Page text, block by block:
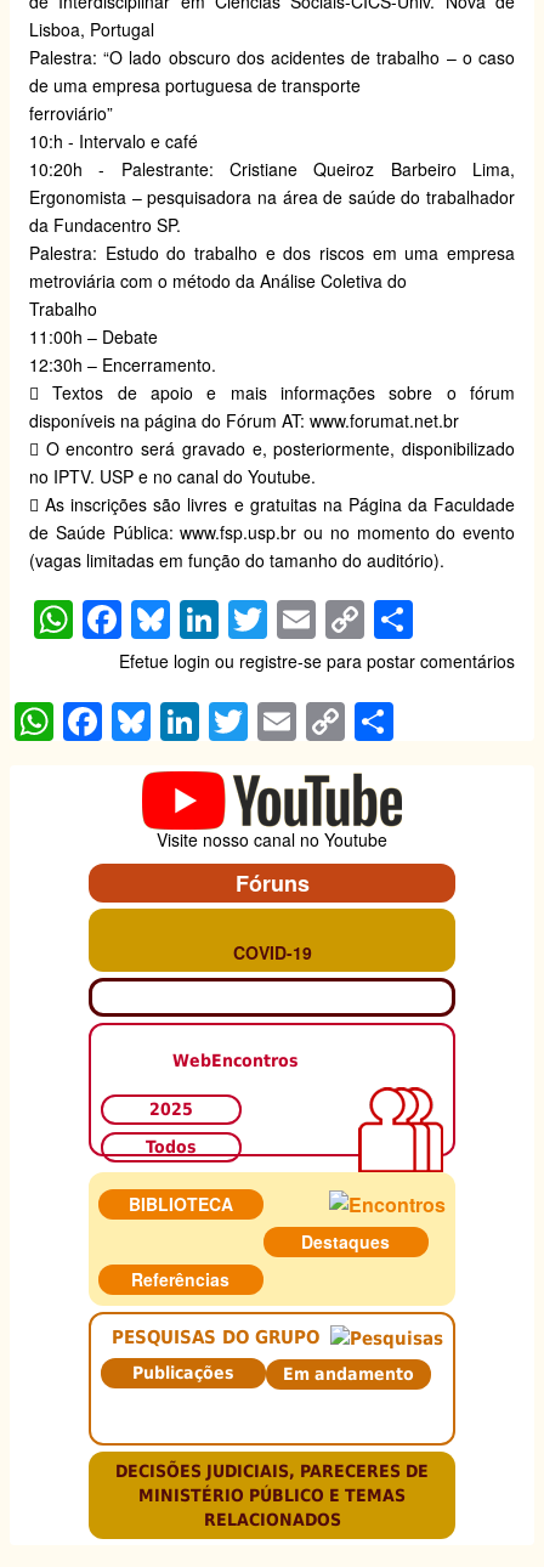
Lisboa, Portugal
Palestra: “O lado obscuro dos acidentes de trabalho – o caso
de uma empresa portuguesa de transporte
ferroviário”
10:h - Intervalo e café
10:20h - Palestrante: Cristiane Queiroz Barbeiro Lima,
Ergonomista – pesquisadora na área de saúde do trabalhador
da Fundacentro SP.
Palestra: Estudo do trabalho e dos riscos em uma empresa
metroviária com o método da Análise Coletiva do
Trabalho
11:00h – Debate
12:30h – Encerramento.
 Textos de apoio e mais informações sobre o fórum
disponíveis na página do Fórum AT: www.forumat.net.br
 O encontro será gravado e, posteriormente, disponibilizado
no IPTV. USP e no canal do Youtube.
 As inscrições são livres e gratuitas na Página da Faculdade
de Saúde Pública:www.fsp.usp.br ou no momento do evento
(vagas limitadas em função do tamanho do auditório).
W
h
at
s
F
a
c
e
b
o
Bl
u
e
sk
y
Li
n
k
e
dI
n
T
wi
tt
er
E
m
ail
C
o
p
y
n
k
h
Efetue login ou registre-se para postar comentários
W
h
F
a
b
o
k
Bl
u
e
sk
y
Li
n
k
e
dI
n
T
wi
tt
er
E
m
ail
C
o
p
y
Li
n
ar
e
Visite nosso canal no Youtube
Fóruns
COVID-19
WebEncontros
2025
Todos
BIBLIOTECA
Destaques
Referências
PESQUISAS DO GRUPO
Publicações Em andamento
DECISÕES JUDICIAIS, PARECERES DE
MINISTÉRIO PÚBLICO E TEMAS
RELACIONADOS